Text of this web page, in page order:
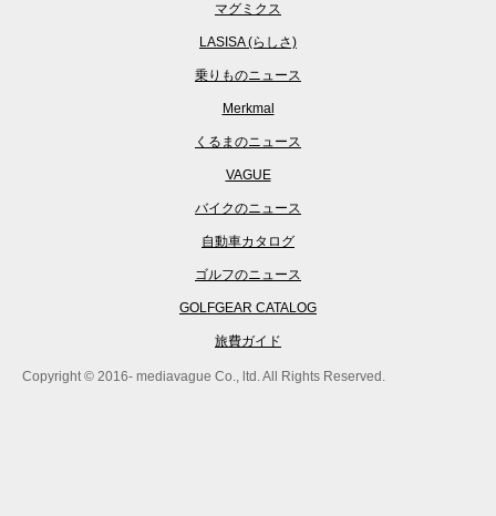
マグミクス
LASISA (らしさ)
乗りものニュース
Merkmal
くるまのニュース
VAGUE
バイクのニュース
自動車カタログ
ゴルフのニュース
GOLFGEAR CATALOG
旅費ガイド
Copyright © 2016- mediavague Co., ltd. All Rights Reserved.